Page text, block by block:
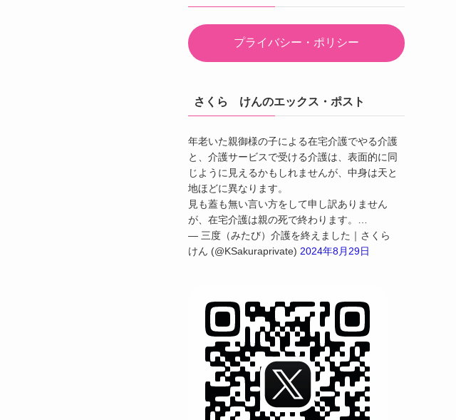
プライバシー・ポリシー
さくら けんのエックス・ポスト
年老いた親御様の子による在宅介護でやる介護
と、介護サービスで受ける介護は、表面的に同
じように見えるかもしれませんが、中身は天と
地ほどに異なります。
見も蓋も無い言い方をして申し訳ありません
が、在宅介護は親の死で終わります。…
— 三度（みたび）介護を終えました｜さくら
けん (@KSakuraprivate) 2024年8月29日